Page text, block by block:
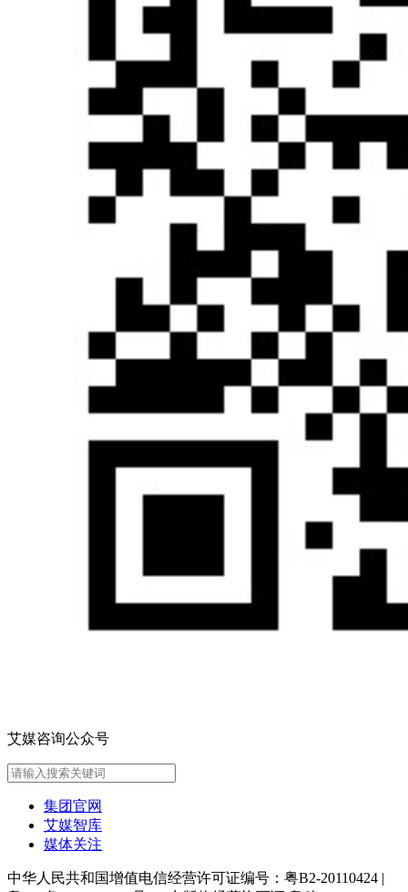
艾媒咨询公众号
集团官网
艾媒智库
媒体关注
中华人民共和国增值电信经营许可证编号：粤B2-20110424 |